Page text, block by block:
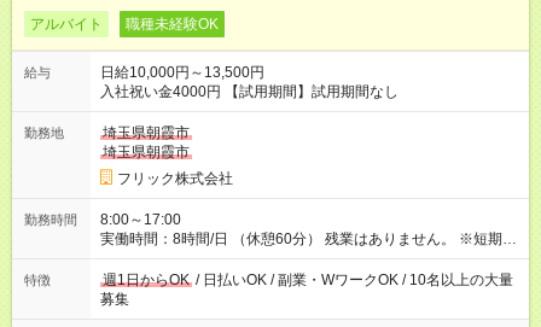
アルバイト 職種未経験OK
給与
日給10,000円～13,500円
入社祝い金4000円 【試用期間】試用期間なし
勤務地
埼玉県朝霞市
埼玉県朝霞市
フリック株式会社
勤務時間
8:00～17:00
実働時間：8時間/日 （休憩60分） 残業はありません。 ※短期の
募集は行っておりません。予めご了承くださいませ。
特徴 週1日からOK / 日払いOK / 副業・WワークOK / 10名以上の大量
募集